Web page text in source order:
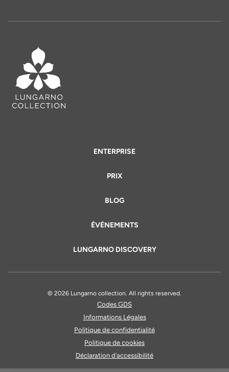
ENTERPRISE
PRIX
BLOG
ÉVÉNEMENTS
LUNGARNO DISCOVERY
© 2026 Lungarno collection. All rights reserved.
Codes GDS
Informations Légales
Politique de confidentialité
Politique de cookies
Déclaration d’accessibilité